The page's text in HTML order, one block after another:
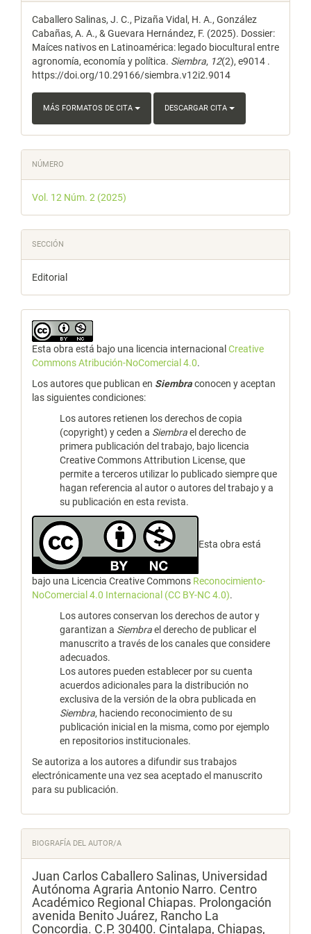
del
artículo
Caballero Salinas, J. C., Pizaña Vidal, H. A., González
Cabañas, A. A., & Guevara Hernández, F. (2025). Dossier:
Maíces nativos en Latinoamérica: legado biocultural entre
agronomía, economía y política. Siembra, 12(2), e9014 .
https://doi.org/10.29166/siembra.v12i2.9014
MÁS FORMATOS DE CITA DESCARGAR CITA
NÚMERO
Vol. 12 Núm. 2 (2025)
SECCIÓN
Editorial
Esta obra está bajo una licencia internacional Creative
Commons Atribución-NoComercial 4.0.
Los autores que publican en Siembraconocen y aceptan
las siguientes condiciones:
Los autores retienen los derechos de copia
(copyright) y ceden a Siembrael derecho de
primera publicación del trabajo, bajo licencia
Creative Commons Attribution License, que
permite a terceros utilizar lo publicado siempre que
hagan referencia al autor o autores del trabajo y a
su publicación en esta revista.
Esta obra está
bajo una Licencia Creative Commons Reconocimiento-
NoComercial 4.0 Internacional (CC BY-NC 4.0).
Los autores conservan los derechos de autor y
garantizan a Siembrael derecho de publicar el
manuscrito a través de los canales que considere
adecuados.
Los autores pueden establecer por su cuenta
acuerdos adicionales para la distribución no
exclusiva de la versión de la obra publicada en
Siembra, haciendo reconocimiento de su
publicación inicial en la misma, como por ejemplo
en repositorios institucionales.
Se autoriza a los autores a difundir sus trabajos
electrónicamente una vez sea aceptado el manuscrito
para su publicación.
BIOGRAFÍA DEL AUTOR/A
Juan Carlos Caballero Salinas, Universidad
Autónoma Agraria Antonio Narro. Centro
Académico Regional Chiapas. Prolongación
avenida Benito Juárez, Rancho La
Concordia. C.P. 30400. Cintalapa, Chiapas,